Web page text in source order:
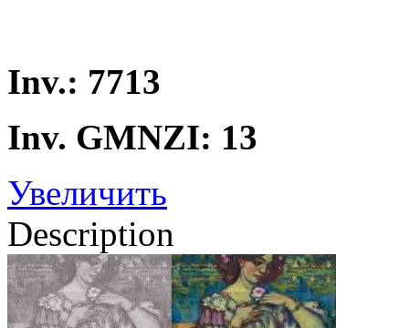
Inv.: 7713
Inv. GMNZI: 13
Увеличить
Description